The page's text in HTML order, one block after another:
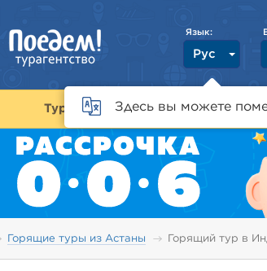
Язык:
Рус
Здесь вы можете
Туры Страны
Горящие туры из Астаны Горящий тур в